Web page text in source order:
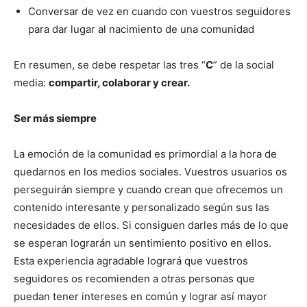
Conversar de vez en cuando con vuestros seguidores
para dar lugar al nacimiento de una comunidad
En resumen, se debe respetar las tres “C” de la social
media: compartir, colaborar y crear.
Ser más siempre
La emoción de la comunidad es primordial a la hora de
quedarnos en los medios sociales. Vuestros usuarios os
perseguirán siempre y cuando crean que ofrecemos un
contenido interesante y personalizado según sus las
necesidades de ellos. Si consiguen darles más de lo que
se esperan lograrán un sentimiento positivo en ellos.
Esta experiencia agradable logrará que vuestros
seguidores os recomienden a otras personas que
puedan tener intereses en común y lograr así mayor